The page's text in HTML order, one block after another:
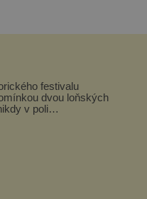
festivalu
dvou loňských
v poli